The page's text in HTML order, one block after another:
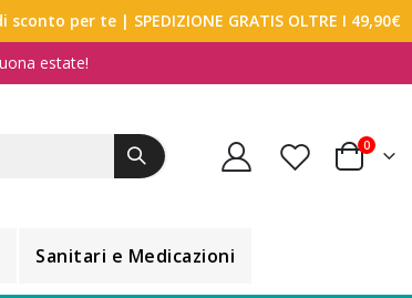
sconto per te | SPEDIZIONE GRATIS OLTRE I 49,90€
estate!
Carrello
0
Sanitari e Medicazioni